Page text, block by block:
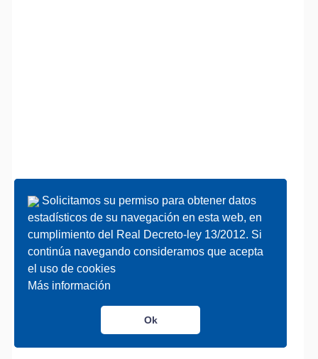
Solicitamos su permiso para obtener datos
estadísticos de su navegación en esta web, en
cumplimiento del Real Decreto-ley 13/2012. Si
continúa navegando consideramos que acepta
el uso de cookies
Más información
Ok
Solicitamos su permiso para obtener datos
estadísticos de su navegación en esta web, en
cumplimiento del Real Decreto-ley 13/2012. Si
continúa navegando consideramos que acepta
el uso de cookies
Más información
Ok